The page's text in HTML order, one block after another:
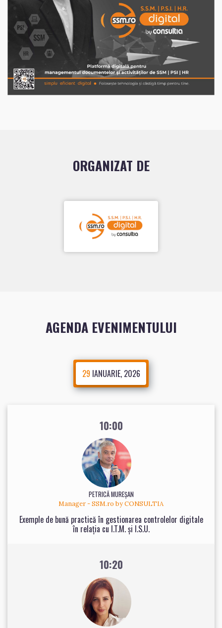
ORGANIZAT DE
AGENDA EVENIMENTULUI
29 IANUARIE, 2026
10:00
PETRICĂ MUREŞAN
Manager - SSM.ro by CONSULTIA
Exemple de bună practică în gestionarea controlelor digitale
în relația cu I.T.M. și I.S.U.
10:20